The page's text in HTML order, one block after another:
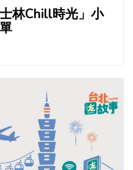
林Chill時光」小